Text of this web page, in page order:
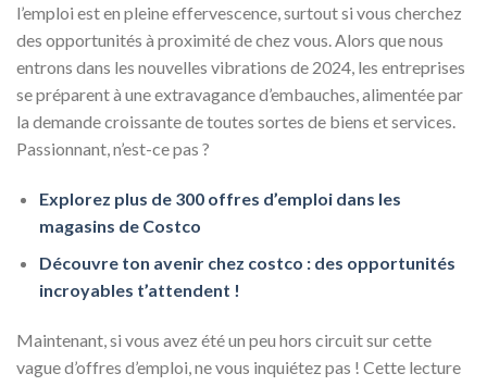
l’emploi est en pleine effervescence, surtout si vous cherchez
des opportunités à proximité de chez vous. Alors que nous
entrons dans les nouvelles vibrations de 2024, les entreprises
se préparent à une extravagance d’embauches, alimentée par
la demande croissante de toutes sortes de biens et services.
Passionnant, n’est-ce pas ?
Explorez plus de 300 offres d’emploi dans les
magasins de Costco
Découvre ton avenir chez costco : des opportunités
incroyables t’attendent !
Maintenant, si vous avez été un peu hors circuit sur cette
vague d’offres d’emploi, ne vous inquiétez pas ! Cette lecture